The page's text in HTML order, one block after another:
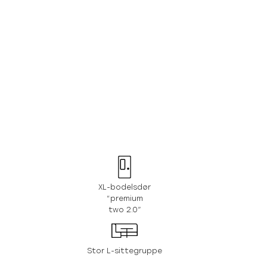
XL-bodelsdør
“premium
two 2.0”
Stor L-sittegruppe